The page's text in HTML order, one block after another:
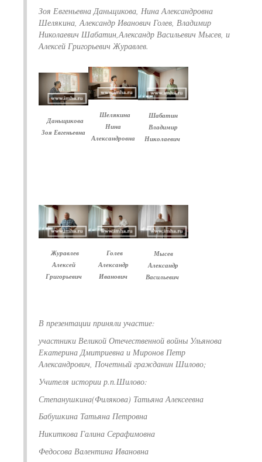
Зоя Евгеньевна Даньщикова, Нина Александровна
Шелякина, Александр Иванович Голев, Владимир
Николаевич Шабатин,Александр Васильевич Мысев, и
Алексей Григорьевич Журавлев.
Даньщикова
Зоя Евгеньевна
Шелякина
Нина
Александровна
Шабатин
Владимир
Николаевич
Журавлев
Алексей
Григорьевич
Голев
Александр
Иванович
Мысев
Александр
Васильевич
В презентации приняли участие:
участники Великой Отечественной войны Ульянова
Екатерина Дмитриевна и Миронов Петр
Александрович, Почетный гражданин Шилово;
Учителя истории р.п.Шилово:
Степанушкина(Филякова) Татьяна Алексеевна
Бабушкина Татьяна Петровна
Никиткова Галина Серафимовна
Федосова Валентина Ивановна